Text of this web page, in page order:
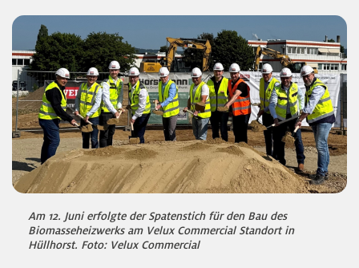
Am 12. Juni erfolgte der Spatenstich für den Bau des
Biomasseheizwerks am Velux Commercial Standort in
Hüllhorst. Foto: Velux Commercial